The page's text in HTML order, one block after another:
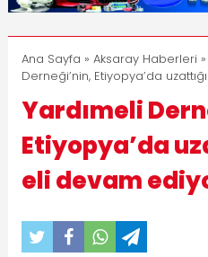
Birlikhaber.com
Ana Sayfa » Aksaray Haberleri »
Derneği’nin, Etiyopya’da
Yardımeli
Etiyopya’da
eli devam